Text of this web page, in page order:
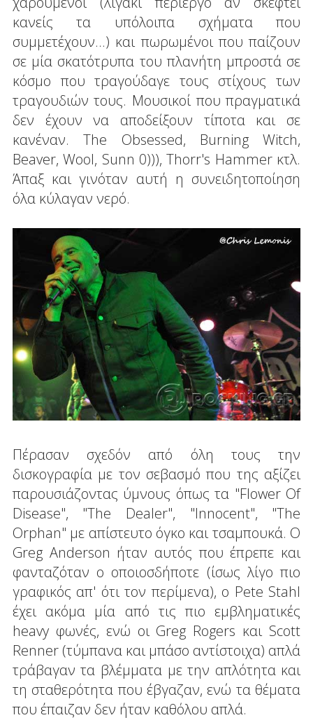
κανείς τα υπόλοιπα σχήματα που
συμμετέχουν...) και πωρωμένοι που παίζουν
σε μία σκατότρυπα του πλανήτη μπροστά σε
κόσμο που τραγούδαγε τους στίχους των
τραγουδιών τους. Μουσικοί που πραγματικά
δεν έχουν να αποδείξουν τίποτα και σε
κανέναν. The Obsessed, Burning Witch,
Beaver, Wool, Sunn 0))), Thorr's Hammer κτλ.
Άπαξ και γινόταν αυτή η συνειδητοποίηση
όλα κύλαγαν νερό.
Πέρασαν σχεδόν από όλη τους την
δισκογραφία με τον σεβασμό που της αξίζει
παρουσιάζοντας ύμνους όπως τα "Flower Of
Disease", "The Dealer", "Innocent", "The
Orphan" με απίστευτο όγκο και τσαμπουκά. Ο
Greg Anderson ήταν αυτός που έπρεπε και
φανταζόταν ο οποιοσδήποτε (ίσως λίγο πιο
γραφικός απ' ότι τον περίμενα), ο Pete Stahl
έχει ακόμα μία από τις πιο εμβληματικές
heavy φωνές, ενώ οι Greg Rogers και Scott
Renner (τύμπανα και μπάσο αντίστοιχα) απλά
τράβαγαν τα βλέμματα με την απλότητα και
τη σταθερότητα που έβγαζαν, ενώ τα θέματα
που έπαιζαν δεν ήταν καθόλου απλά.